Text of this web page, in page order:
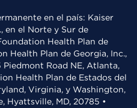
en el país: Kaiser
en el Norte y Sur de
Health Plan de
Health Plan de Georgia, Inc.,
Road NE, Atlanta,
Health Plan de Estados del
Virginia, y Washington,
Hyattsville, MD, 20785 •